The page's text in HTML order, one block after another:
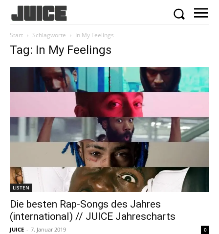
Start Schlagworte In My Feelings
Tag: In My Feelings
LISTEN
Die besten Rap-Songs des Jahres
(international) // JUICE Jahrescharts
JUICE - 7. Januar 2019 0